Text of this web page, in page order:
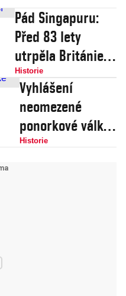
Pád Singapuru:
Před 83 lety
utrpěla Británie
nejpotupnější
porážku ve své
historii
Historie
Vyhlášení
neomezené
ponorkové války
Německem vedlo
Historie